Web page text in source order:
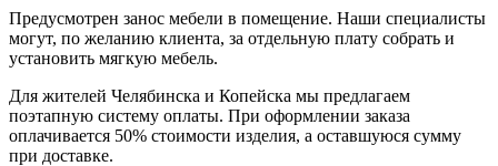
Предусмотрен занос мебели в помещение. Наши специалисты
могут, по желанию клиента, за отдельную плату собрать и
установить мягкую мебель.
Для жителей Челябинска и Копейска мы предлагаем
поэтапную систему оплаты. При оформлении заказа
оплачивается 50% стоимости изделия, а оставшуюся сумму
при доставке.